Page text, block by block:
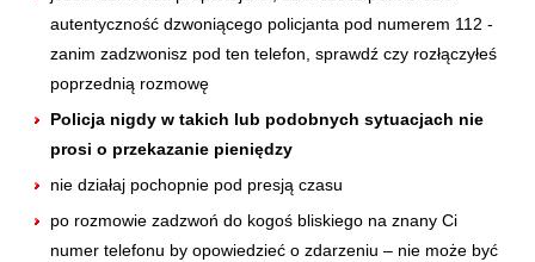
autentyczność dzwoniącego policjanta pod numerem 112 -
zanim zadzwonisz pod ten telefon, sprawdź czy rozłączyłeś
poprzednią rozmowę
Policja nigdy w takich lub podobnych sytuacjach nie
prosi o przekazanie pieniędzy
nie działaj pochopnie pod presją czasu
po rozmowie zadzwoń do kogoś bliskiego na znany Ci
numer telefonu by opowiedzieć o zdarzeniu – nie może być